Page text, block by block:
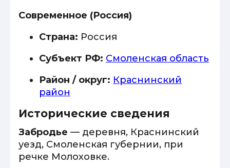
Современное (Россия)
Страна: Россия
Субъект РФ: Смоленская область
Район / округ: Краснинский
район
Исторические сведения
Забродье — деревня, Краснинский
уезд, Смоленская губернии, при
речке Молоховке.